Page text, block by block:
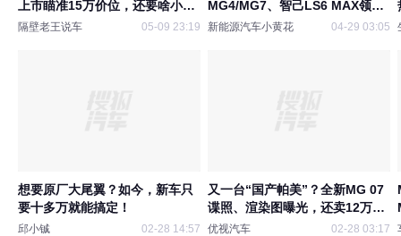
上市瞄准15万价位，还要啥小米
SU7？
隔壁老王说车 05-09 23:19
MG4/MG7、智己LS6 MAX领势
登场
新能源汽车小黄花 04-29 03:05
想要原厂大尾翼？如今，新车只
要十多万就能搞定！
邱小铖 02-28 14:57
又一台“国产帕美”？全新MG 07
谍照、渲染图曝光，还卖12万多
起？
优视汽车 02-28 03:17